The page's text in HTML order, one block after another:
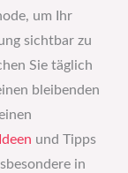
um Ihr
sichtbar zu
Sie täglich
bleibenden
Ideen und Tipps
in